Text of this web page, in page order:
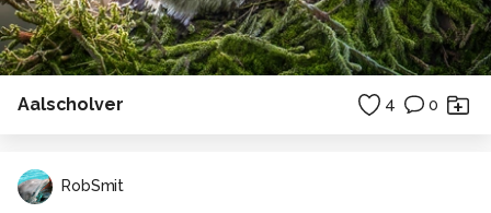
Aalscholver 4 0
RobSmit